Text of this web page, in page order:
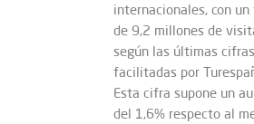
internacionales, con
de 9,2 millones de
según las últimas cifras
facilitadas por
Esta cifra supone un
del 1,6% respecto al